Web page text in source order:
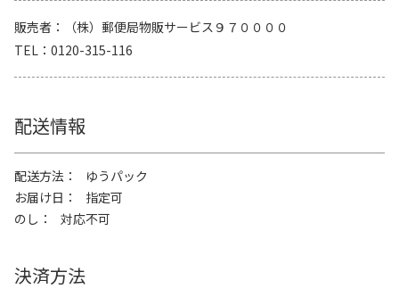
販売者
（株）郵便局物販サービス９７００００
TEL
0120-315-116
配送情報
配送方法
ゆうパック
お届け日
指定可
のし
対応不可
決済方法